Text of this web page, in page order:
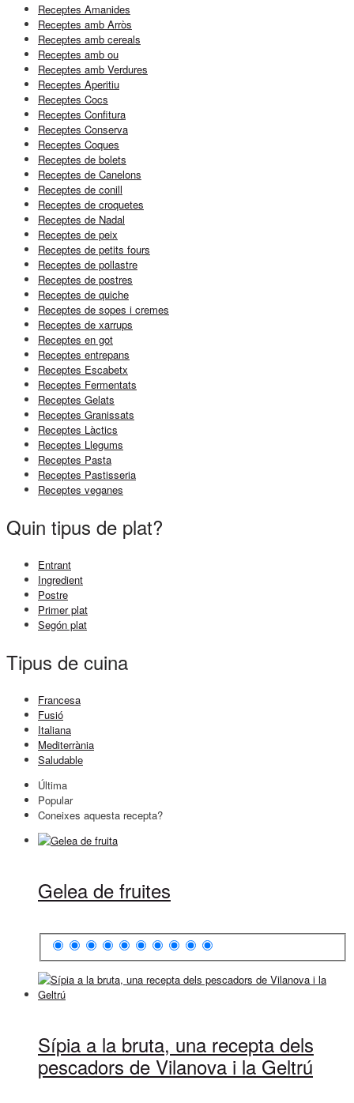
Receptes Amanides
Receptes amb Arròs
Receptes amb cereals
Receptes amb ou
Receptes amb Verdures
Receptes Aperitiu
Receptes Cocs
Receptes Confitura
Receptes Conserva
Receptes Coques
Receptes de bolets
Receptes de Canelons
Receptes de conill
Receptes de croquetes
Receptes de Nadal
Receptes de peix
Receptes de petits fours
Receptes de pollastre
Receptes de postres
Receptes de quiche
Receptes de sopes i cremes
Receptes de xarrups
Receptes en got
Receptes entrepans
Receptes Escabetx
Receptes Fermentats
Receptes Gelats
Receptes Granissats
Receptes Làctics
Receptes Llegums
Receptes Pasta
Receptes Pastisseria
Receptes veganes
Quin tipus de plat?
Entrant
Ingredient
Postre
Primer plat
Segón plat
Tipus de cuina
Francesa
Fusió
Italiana
Mediterrània
Saludable
Última
Popular
Coneixes aquesta recepta?
Gelea de fruites
Sípia a la bruta, una recepta dels
pescadors de Vilanova i la Geltrú